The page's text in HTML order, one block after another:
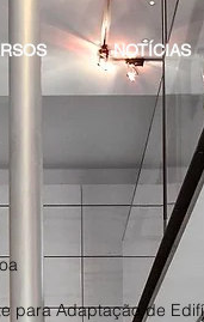
NOTÍCIAS
para Adaptação de